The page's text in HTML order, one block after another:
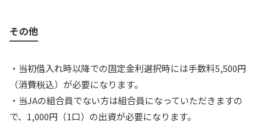
その他
・当初借入れ時以降での固定金利選択時には手数料5,500円
（消費税込）が必要になります。
・当JAの組合員でない方は組合員になっていただきますの
で、1,000円（1口）の出資が必要になります。